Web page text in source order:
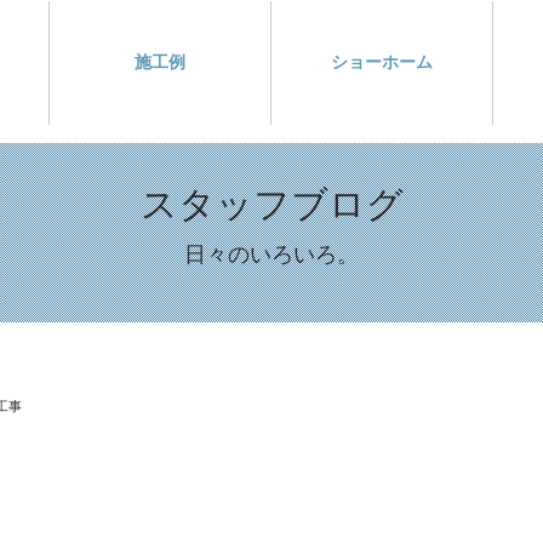
施工例 ショーホーム
スタッフブログ
日々のいろいろ。
事